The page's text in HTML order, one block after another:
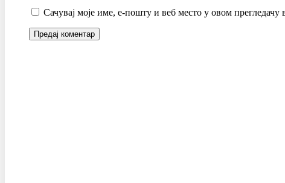
Сачувај моје име, е-пошту и веб место у овом прегледачу